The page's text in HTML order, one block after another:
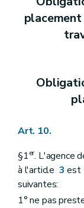
Art. 10.
§1er. L'agence
à l'article 3 est
suivantes:
1° ne pas